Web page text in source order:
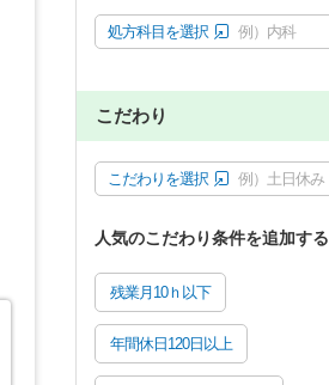
処方科目を選択 例）内科
こだわり
こだわりを選択 例）土日休み
人気のこだわり条件を追加する
残業月10ｈ以下
年間休日120日以上